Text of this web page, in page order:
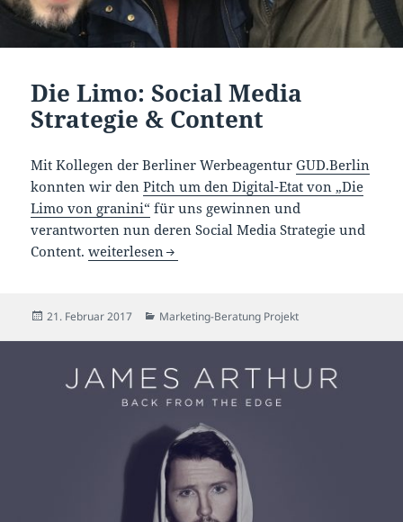
Die Limo: Social Media
Strategie & Content
Mit Kollegen der Berliner WerbeagenturGUD.Berlin
konnten wir denPitch um den Digital-Etat von „Die
Limo von granini“ für uns gewinnen und
verantworten nun deren Social Media Strategie und
Content.Die Limo: Social Media Strategie & Content
weiterlesen
Veröffentlicht
21. Februar 2017 Kategorien
Marketing-Beratung Projekt